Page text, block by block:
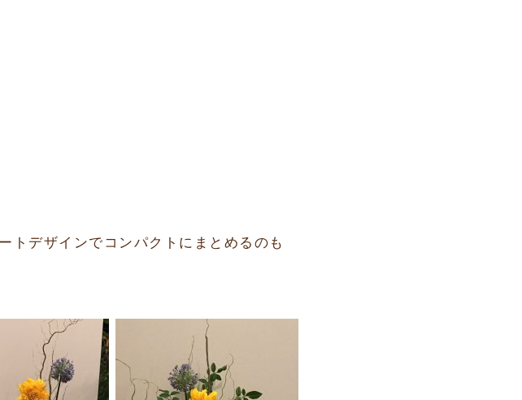
トデザインでコンパクトにまとめるのも